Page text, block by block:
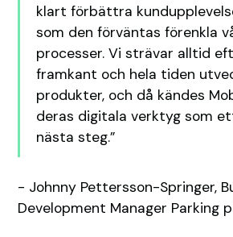
klart förbättra
som den förväntas förenkla
processer. Vi strävar alltid
framkant och hela tiden
produkter, och då kändes
deras digitala verktyg som
nästa steg.”
- Johnny Pettersson-Springer,
Development Manager Parking